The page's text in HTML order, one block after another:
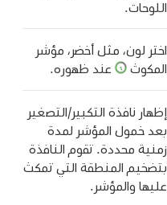
اللوحات.
اختر لون، مثل أخضر، مؤشر
المكوث
عند ظهوره.
إظهار نافذة التكبير/التصغير
بعد خمول المؤشر لمدة
زمنية محددة. تقوم النافذة
بتضخيم المنطقة التي تمكث
عليها والمؤشر.